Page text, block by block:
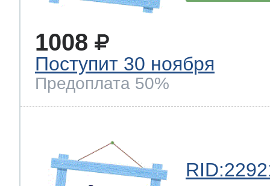
1008
Поступит 30 ноября
Предоплата 50%